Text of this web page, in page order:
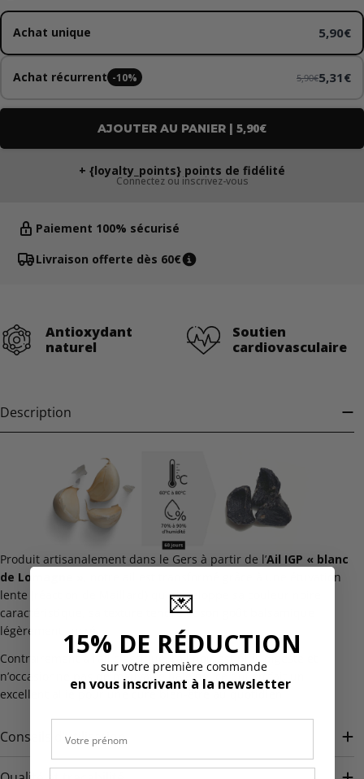
Achat unique 5,90€
Achat récurrent -10% 5,90€5,31€
AJOUTER AU PANIER | 5,90€
+ {loyalty_points} points de fidélité
Connectez ou inscrivez-vous
Paiement 100% sécurisé
Livraison offerte dès 60€
Antioxydant
naturel
Soutien
cardiovasculaire
Description
Produit artisanalement dans le Gers à partir de l’Ail IGP « blanc
de Lomagne »
, notre ail est transformé grâce à une étuvation
lente (réaction de Maillard) qui développe sa couleur noire
caractéristique, sa texture tendre et son goût balsamique
légèrement sucré.
Contrairement à l’ail classique, l’ail noir est plus digeste et
n’occasionne pas de mauvaise haleine, ce qui en fait un
excellent allié pour une cure bien-être au quotidien.
Conseils d’utilisation
💌
15% DE RÉDUCTION
sur votre première commande
en vous inscrivant à la newsletter